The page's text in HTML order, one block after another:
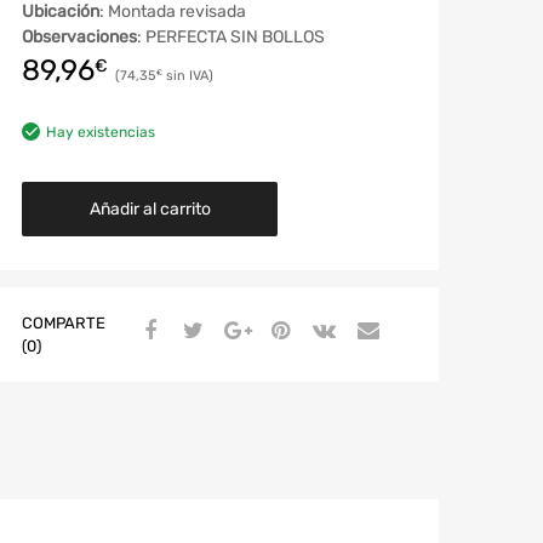
Ubicación: Montada revisada
Observaciones: PERFECTA SIN BOLLOS
89,96€ 74,35€
Hay existencias
Añadir al carrito
COMPARTE
(0)